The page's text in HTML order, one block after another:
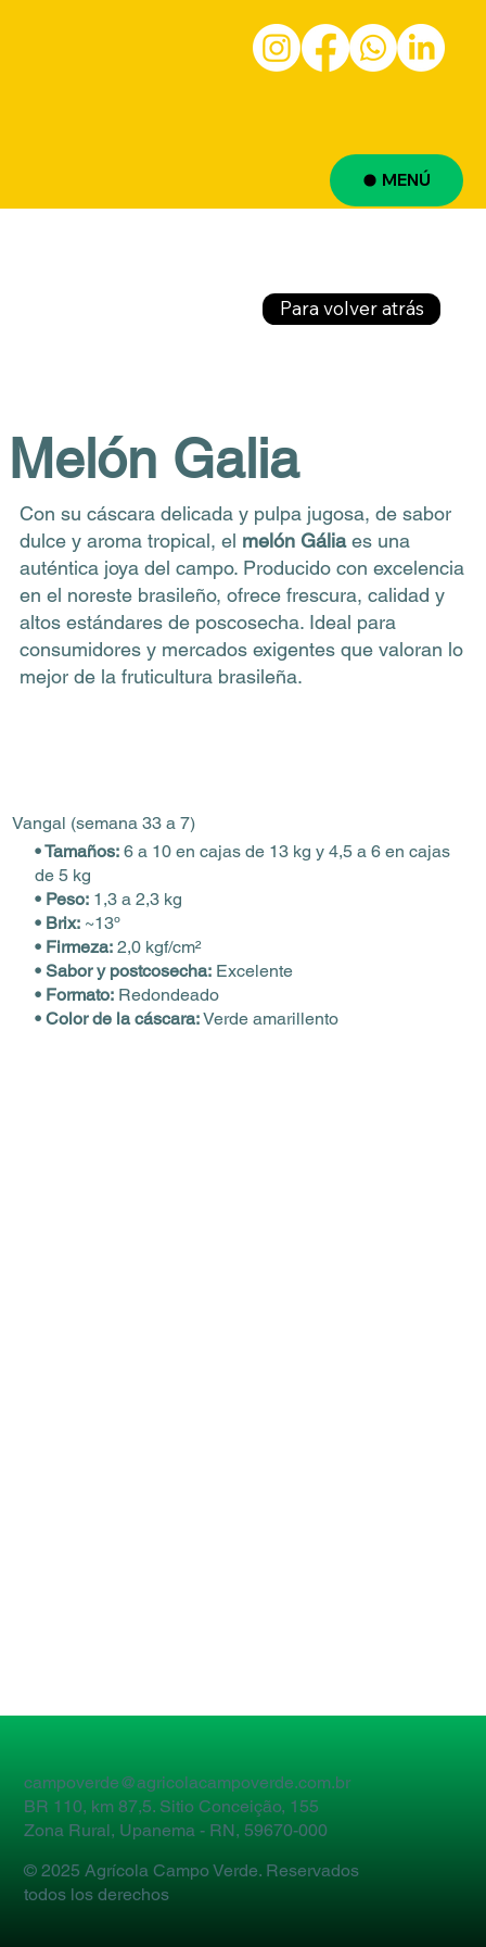
MENÚ
Melón Galia
Con su cáscara delicada y pulpa jugosa, de sabor
dulce y aroma tropical, el melón Gáliaes una
auténtica joya del campo. Producido con excelencia
en el noreste brasileño, ofrece frescura, calidad y
altos estándares de poscosecha. Ideal para
consumidores y mercados exigentes que valoran lo
mejor de la fruticultura brasileña.
Para volver atrás
Vangal (semana 33 a 7)
• Tamaños: 6 a 10 en cajas de 13 kg y 4,5 a 6 en cajas
de 5 kg
• Peso: 1,3 a 2,3 kg
• Brix: ~13º
• Firmeza: 2,0 kgf/cm²
• Sabor y postcosecha: Excelente
• Formato: Redondeado
• Color de la cáscara:Verde amarillento
campoverde@agricolacampoverde.com.br
BR 110, km 87,5. Sitio Conceição, 155
Zona Rural, Upanema - RN, 59670-000
© 2025 Agrícola Campo Verde. Reservados
todos los derechos